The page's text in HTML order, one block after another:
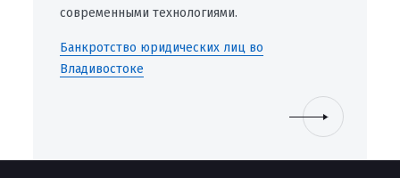
современными технологиями.
Банкротство юридических лиц во
Владивостоке